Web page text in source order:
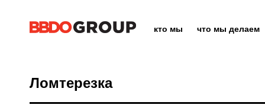
кто мы что мы делаем
Ломтерезка